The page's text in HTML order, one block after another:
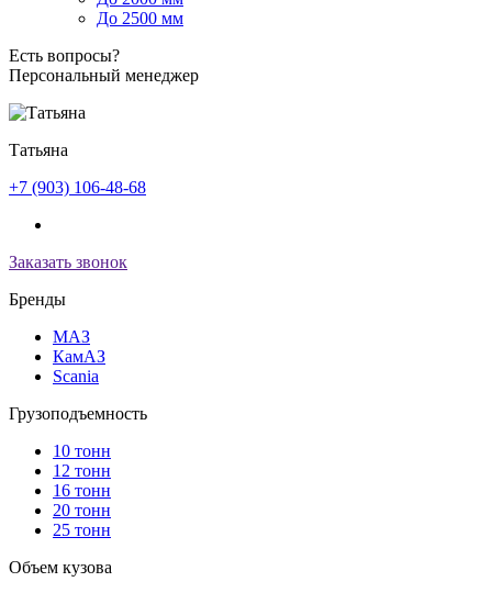
До 2500 мм
Есть вопросы?
Персональный менеджер
Татьяна
+7 (903) 106-48-68
Заказать звонок
Бренды
МАЗ
КамАЗ
Scania
Грузоподъемность
10 тонн
12 тонн
16 тонн
20 тонн
25 тонн
Объем кузова